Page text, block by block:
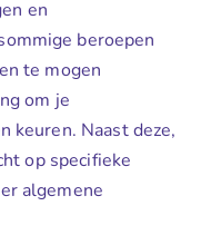
en
beroepen
te mogen
om je
keuren. Naast deze,
op specifieke
algemene